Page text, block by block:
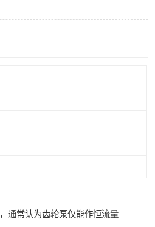
通常认为齿轮泵仅能作恒流量